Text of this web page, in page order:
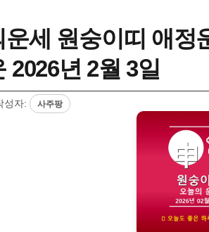
운세 원숭이띠 애정
2026년 2월 3일
성자: 사주팡